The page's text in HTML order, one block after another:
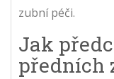
zubní péči.
Jak
předních